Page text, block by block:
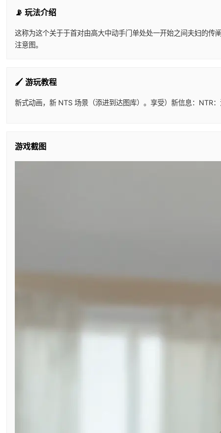
📡 玩法介绍
这称为这个关于于首对由高大中动手门单处处一开始之间夫妇的
注意图。
🖌️ 游玩教程
新式动画，新 NTS 场景（添进到达图库）。享受）新信息：NTR
游戏截图